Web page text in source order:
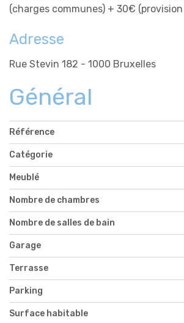
(charges communes) + 30€ (provision
Adresse
Rue Stevin 182 - 1000 Bruxelles
Général
Référence
Catégorie
Meublé
Nombre de chambres
Nombre de salles de bain
Garage
Terrasse
Parking
Surface habitable